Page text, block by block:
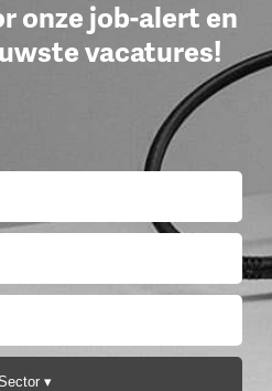
onze job-alert en
vacatures!